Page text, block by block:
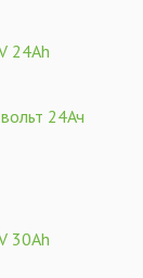
24Ач